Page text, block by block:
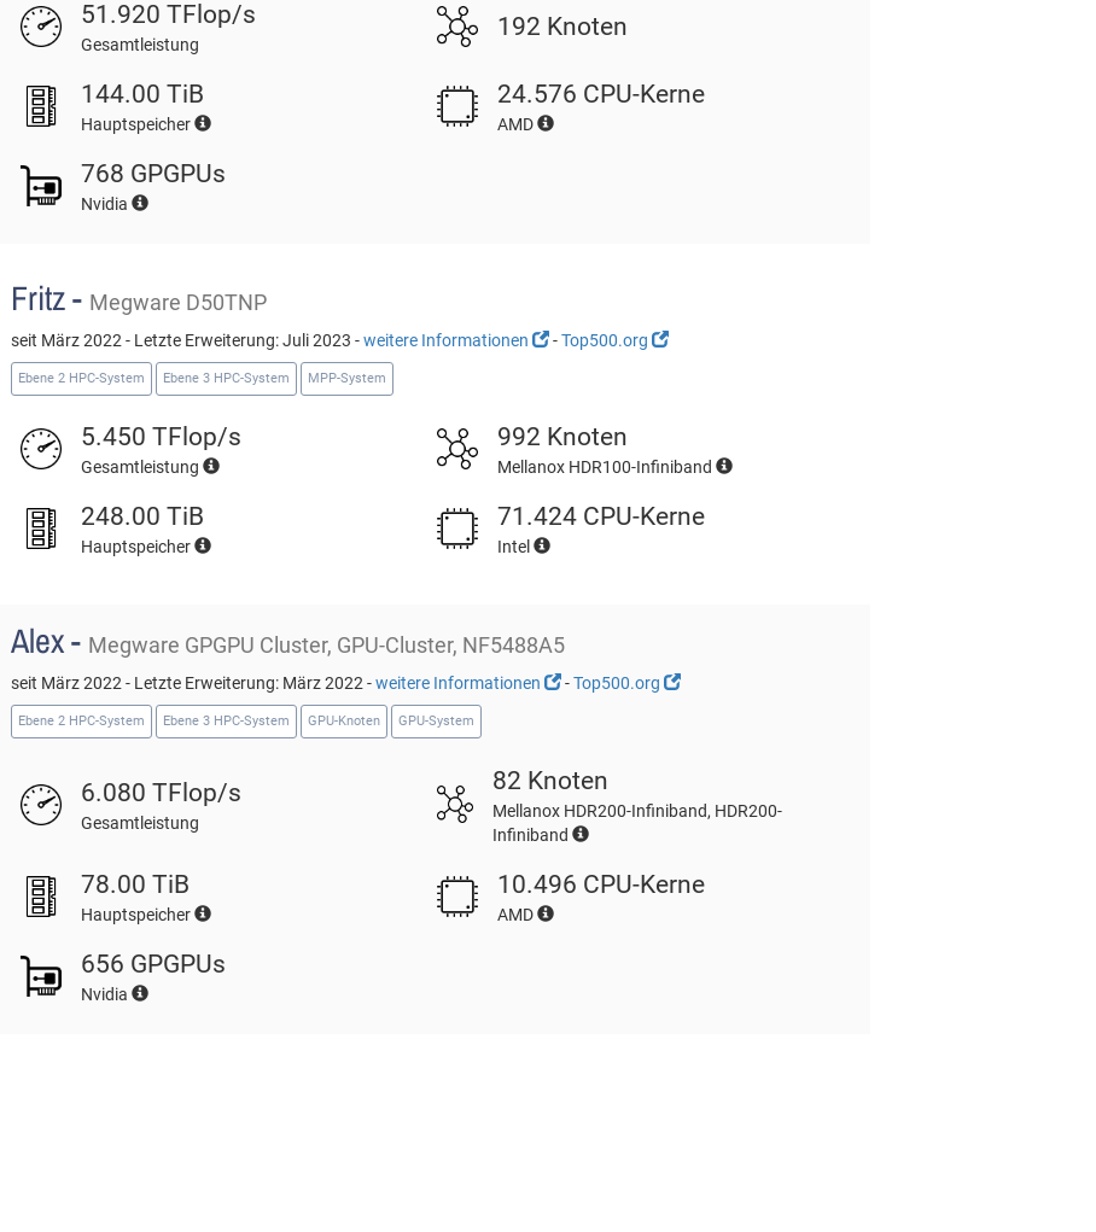
51.920 TFlop/s
Gesamtleistung
192 Knoten
144.00 TiB
Hauptspeicher
24.576 CPU-Kerne
AMD
768 GPGPUs
Nvidia
Fritz - Megware D50TNP
seit März 2022 - Letzte Erweiterung: Juli 2023 -weitere Informationen -Top500.org
Ebene 2 HPC-System Ebene 3 HPC-System MPP-System
5.450 TFlop/s
Gesamtleistung
992 Knoten
Mellanox HDR100-Infiniband
248.00 TiB
Hauptspeicher
71.424 CPU-Kerne
Intel
Alex - Megware GPGPU Cluster, GPU-Cluster, NF5488A5
seit März 2022 - Letzte Erweiterung: März 2022 -weitere Informationen -Top500.org
Ebene 2 HPC-System Ebene 3 HPC-System GPU-Knoten GPU-System
6.080 TFlop/s
Gesamtleistung
82 Knoten
Mellanox HDR200-Infiniband, HDR200-
Infiniband
78.00 TiB
Hauptspeicher
10.496 CPU-Kerne
AMD
656 GPGPUs
Nvidia